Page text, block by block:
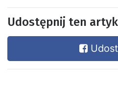
Udostępnij ten